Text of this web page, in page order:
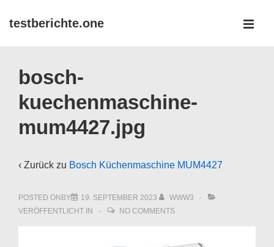
Zumtestberichte.one
Navigation
bosch-
kuechenmaschine-
mum4427.jpg
‹ Zurück zu Bosch Küchenmaschine MUM4427
POSTED ONBY 19. SEPTEMBER 2023
WWW3
VERÖFFENTLICHT IN
NO COMMENTS